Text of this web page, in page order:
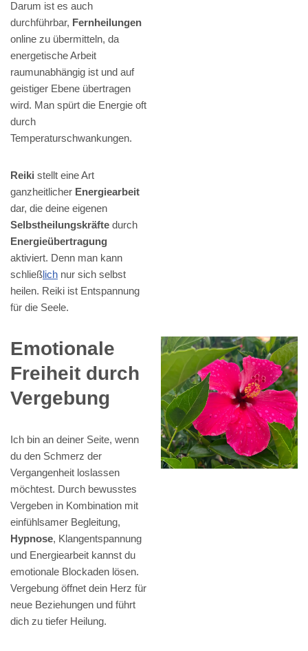
Darum ist es auch
durchführbar, Fernheilungen
online zu übermitteln, da
energetische Arbeit
raumunabhängig ist und auf
geistiger Ebene übertragen
wird. Man spürt die Energie oft
durch
Temperaturschwankungen.
Reiki stellt eine Art
ganzheitlicher Energiearbeit
dar, die deine eigenen
Selbstheilungskräfte durch
Energieübertragung
aktiviert. Denn man kann
schließlich nur sich selbst
heilen. Reiki ist Entspannung
für die Seele.
Emotionale
Freiheit durch
Vergebung
Ich bin an deiner Seite, wenn
du den Schmerz der
Vergangenheit loslassen
möchtest. Durch bewusstes
Vergeben in Kombination mit
einfühlsamer Begleitung,
Hypnose, Klangentspannung
und Energiearbeit kannst du
emotionale Blockaden lösen.
Vergebung öffnet dein Herz für
neue Beziehungen und führt
dich zu tiefer Heilung.